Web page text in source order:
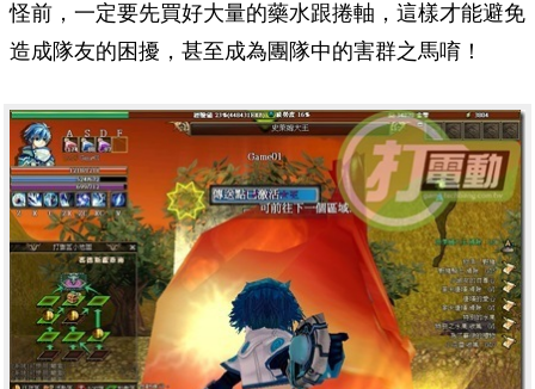
怪前，一定要先買好大量的藥水跟捲軸，這樣才能避免
造成隊友的困擾，甚至成為團隊中的害群之馬唷！